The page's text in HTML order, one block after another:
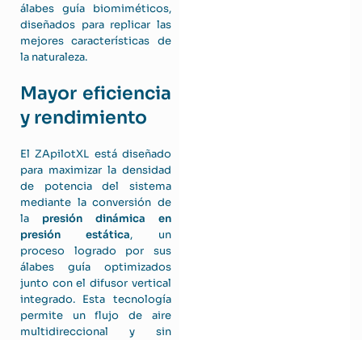
álabes guía biomiméticos,
diseñados para replicar las
mejores características de
la naturaleza.
Mayor eficiencia
y rendimiento
El ZApilotXL está diseñado
para maximizar la densidad
de potencia del sistema
mediante la conversión de
la presión dinámica en
presión estática, un
proceso logrado por sus
álabes guía optimizados
junto con el difusor vertical
integrado. Esta tecnología
permite un flujo de aire
multidireccional y sin